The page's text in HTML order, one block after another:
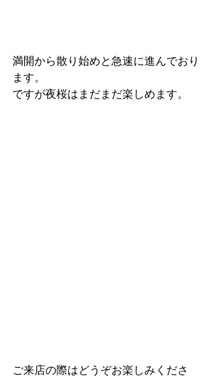
満開から散り始めと急速に進んでおり
ます。
ですが夜桜はまだまだ楽しめます。
ご来店の際はどうぞお楽しみくださ